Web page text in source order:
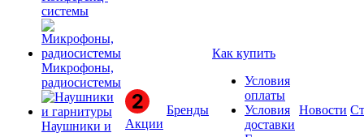
системы
Микрофоны,
радиосистемы
Наушники и
Акции
Бренды
Как купить
Условия
оплаты
Условия
доставки
Новости